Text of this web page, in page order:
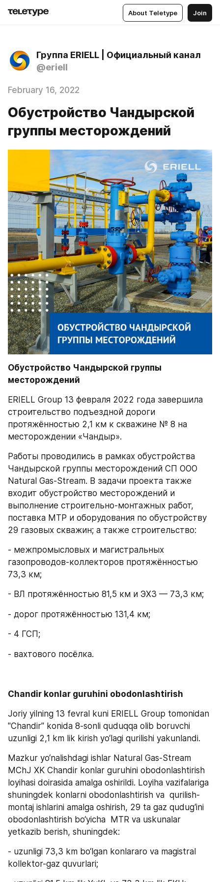
About Teletype Join
Группа ERIELL | Официальный канал
@eriell
February 16, 2022
Обустройство Чандырской
группы месторождений
Обустройство Чандырской группы
месторождений
ERIELL Group 13 февраля 2022 года завершила
строительство подъездной дороги
протяжённостью 2,1 км к скважине № 8 на
месторождении «Чандыр».
Работы проводились в рамках обустройства
Чандырской группы месторождений СП ООО
Natural Gas-Stream. В задачи проекта также
входит обустройство месторождений и
выполнение строительно-монтажных работ,
поставка МТР и оборудования по обустройству
29 газовых скважин; а также строительство:
- межпромысловых и магистральных
газопроводов-коллекторов протяжённостью
73,3 км;
- ВЛ протяжённостью 81,5 км и ЭХЗ — 73,3 км;
- дорог протяжённостью 131,4 км;
- 4 ГСП;
- вахтового посёлка.
Chandir konlar guruhini obodonlashtirish
Joriy yilning 13 fevral kuni ERIELL Group tomonidan
"Chandir" konida 8-sonli quduqqa olib boruvchi
uzunligi 2,1 km lik kirish yo‘lagi qurilishi yakunlandi.
Mazkur yo‘nalishdagi ishlar Natural Gas-Stream
MChJ XK Chandir konlar guruhini obodonlashtirish
loyihasi doirasida amalga oshirildi. Loyiha vazifalariga
shuningdek konlarni obodonlashtirish va  qurilish-
montaj ishlarini amalga oshirish, 29 ta gaz qudug‘ini
obodonlashtirish bo‘yicha  MTR va uskunalar
yetkazib berish, shuningdek:
- uzunligi 73,3 km bo‘lgan konlararo va magistral
kollektor-gaz quvurlari;